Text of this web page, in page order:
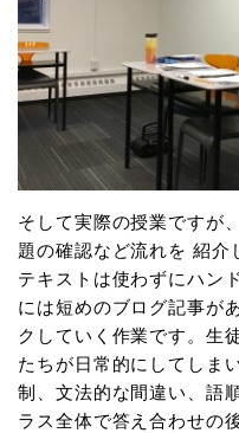
そして実際の授業ですが
題の確認など流れを 紹介
テキストは使わずにハン
には短めのブログ記事が
クしていく作業です。生
たちが日常的にしてしま
制、文法的な間違い、語
ラス全体で答え合わせの